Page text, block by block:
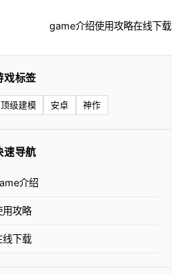
game介绍使用攻略在线下载
戏标签
顶级建模 安卓 神作
速导航
介绍
用攻略
线下载